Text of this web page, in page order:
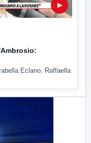
▶
Eclano, Raffaella